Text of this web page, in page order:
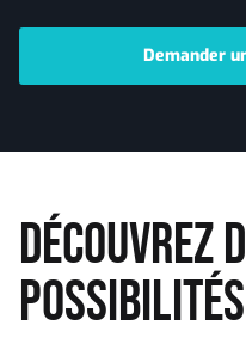
Demander
DÉCOUVREZ
POSSIBILITÉS